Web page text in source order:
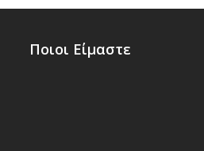
Ποιοι Είμαστε